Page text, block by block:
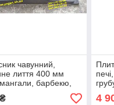
чавунний,
лиття 400 мм
мангали, барбекю,
камін
4